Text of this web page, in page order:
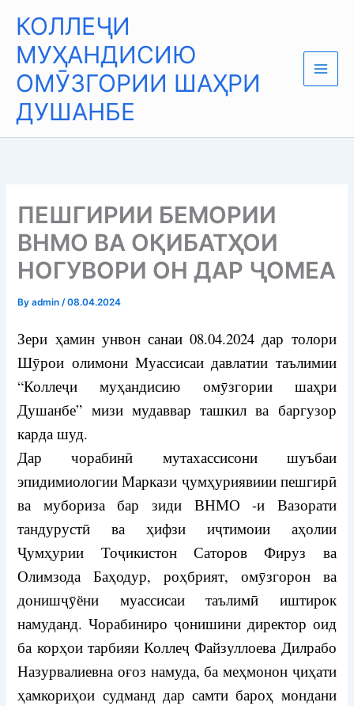
content
КОЛЛЕҶИ
МУҲАНДИСИЮ
ОМӮЗГОРИИ ШАҲРИ
ДУШАНБЕ
ПЕШГИРИИ БЕМОРИИ
ВНМО ВА ОҚИБАТҲОИ
НОГУВОРИ ОН ДАР ҶОМЕА
Byadmin/08.04.2024
Зери ҳамин унвон санаи 08.04.2024 дар толори
Шӯрои олимони Муассисаи давлатии таълимии
“Коллеҷи муҳандисию омӯзгории шаҳри
Душанбе” мизи мудаввар ташкил ва баргузор
карда шуд.
Дар чорабинӣ мутахассисони шуъбаи
эпидимиологии Маркази ҷумҳуриявиии пешгирӣ
ва мубориза бар зиди ВНМО -и Вазорати
тандурустӣ ва ҳифзи иҷтимоии аҳолии
Ҷумҳурии Тоҷикистон Саторов Фируз ва
Олимзода Баҳодур, роҳбрият, омӯзгорон ва
донишҷӯёни муассисаи таълимӣ иштирок
намуданд. Чорабиниро ҷонишини директор оид
ба корҳои тарбияи Коллеҷ Файзуллоева Дилрабо
Назурвалиевна оғоз намуда, ба меҳмонон ҷиҳати
ҳамкориҳои судманд дар самти бароҳ мондани